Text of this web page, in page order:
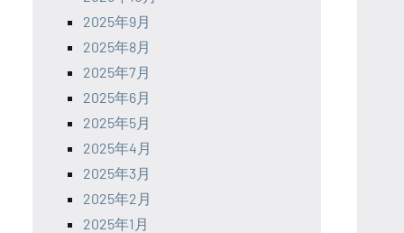
2025年9月
2025年8月
2025年7月
2025年6月
2025年5月
2025年4月
2025年3月
2025年2月
2025年1月